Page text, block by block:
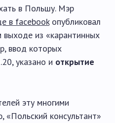
в Польшу. Мэр
в facebookопубликовал
из «карантинных
ввод которых
указано и открытие
эту многими
консультант»